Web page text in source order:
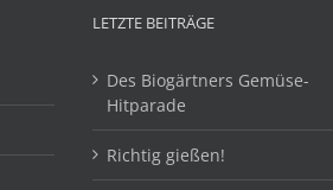
LETZTE BEITRÄGE
Des Biogärtners Gemüse-
Hitparade
Richtig gießen!